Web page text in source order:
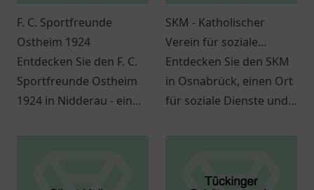
F. C. Sportfreunde
Ostheim 1924
Entdecken Sie den F. C.
Sportfreunde Ostheim
1924 in Nidderau - ein
SKM - Katholischer
Verein für soziale
Dienste in Osnabrück
Entdecken Sie den SKM
in Osnabrück, einen Ort
für soziale Dienste und